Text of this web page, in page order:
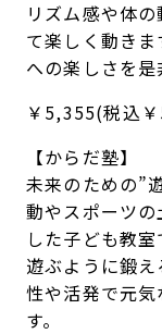
リズム感や体
て楽しく動き
への楽しさを是
￥5,355(税込
【からだ塾】
未来のための”
動やスポーツ
した子ども教室
遊ぶように鍛
性や活発で元
す。